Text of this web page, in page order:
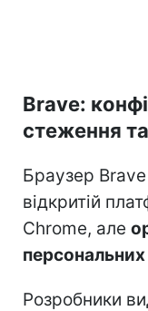
Brave:
стеження
Браузер Brave
відкритій
Chrome, але
Розробники